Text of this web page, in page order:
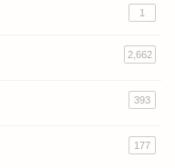
1
2,662
393
177